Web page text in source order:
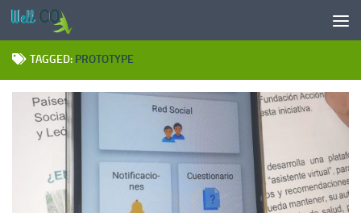
Skip to content
TAGGED: PROTOTYPE